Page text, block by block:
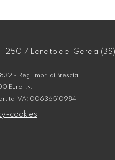
25017 Lonato del Garda (BS)
- Reg. Impr. di Brescia
Euro i.v.
IVA: 00636510984
cookies